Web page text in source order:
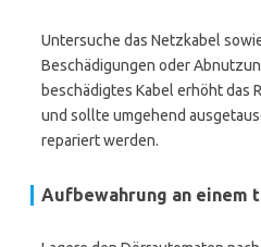
Untersuche das Netzkabel
Beschädigungen oder
beschädigtes Kabel erhöht das
und sollte umgehend
repariert werden.
Aufbewahrung an einem